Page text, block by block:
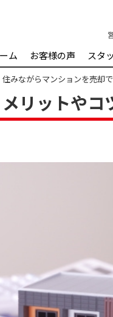
ム お客様の声 スタ
住みながらマンションを売却
リットやコ